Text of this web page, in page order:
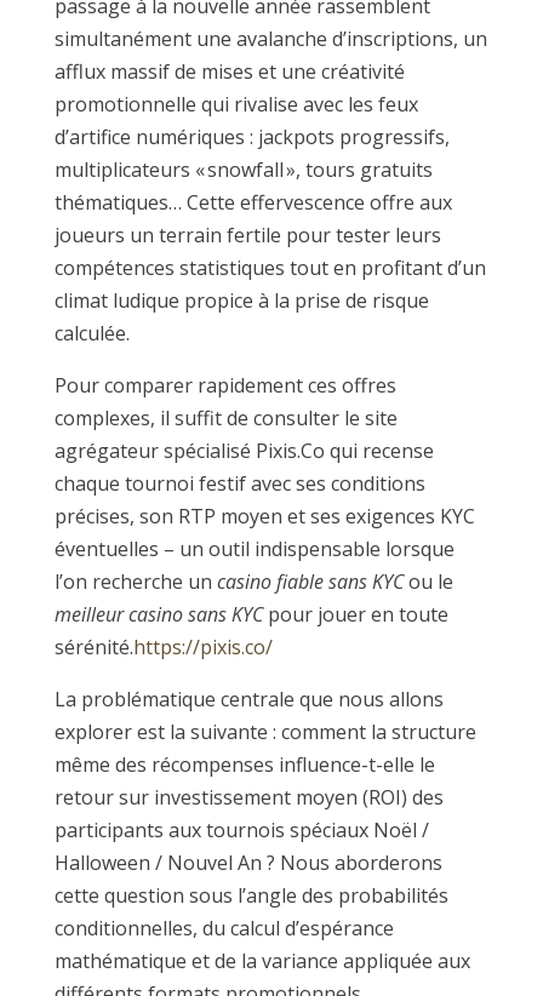
passage à la nouvelle année rassemblent
simultanément une avalanche d’inscriptions, un
afflux massif de mises et une créativité
promotionnelle qui rivalise avec les feux
d’artifice numériques : jackpots progressifs,
multiplicateurs « snowfall », tours gratuits
thématiques… Cette effervescence offre aux
joueurs un terrain fertile pour tester leurs
compétences statistiques tout en profitant d’un
climat ludique propice à la prise de risque
calculée.
Pour comparer rapidement ces offres
complexes, il suffit de consulter le site
agrégateur spécialisé Pixis.Co qui recense
chaque tournoi festif avec ses conditions
précises, son RTP moyen et ses exigences KYC
éventuelles – un outil indispensable lorsque
l’on recherche un casino fiable sans KYCou le
meilleur casino sans KYCpour jouer en toute
sérénité.https://pixis.co/
La problématique centrale que nous allons
explorer est la suivante : comment la structure
même des récompenses influence-t-elle le
retour sur investissement moyen (ROI) des
participants aux tournois spéciaux Noël /
Halloween / Nouvel An ? Nous aborderons
cette question sous l’angle des probabilités
conditionnelles, du calcul d’espérance
mathématique et de la variance appliquée aux